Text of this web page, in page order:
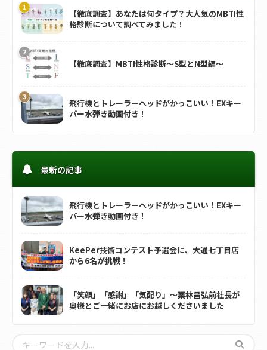
【徹底調査】あなたは何タイプ？大人気のMBTI性
格診断について調べてみました！
【徹底調査】MBTI性格診断～S型とN型編～
飛行機とトレーラーヘッドがかっこいい！EXキー
パー水弾き動画付き！
最新の記事
飛行機とトレーラーヘッドがかっこいい！EXキー
パー水弾き動画付き！
KeePer技術コンテスト予選会に、大通七丁目店
から6名が挑戦！
「笑顔」「感謝」「気配り」～栗林昌弘前社長が
奥様とご一緒にお店にお越しくださいました